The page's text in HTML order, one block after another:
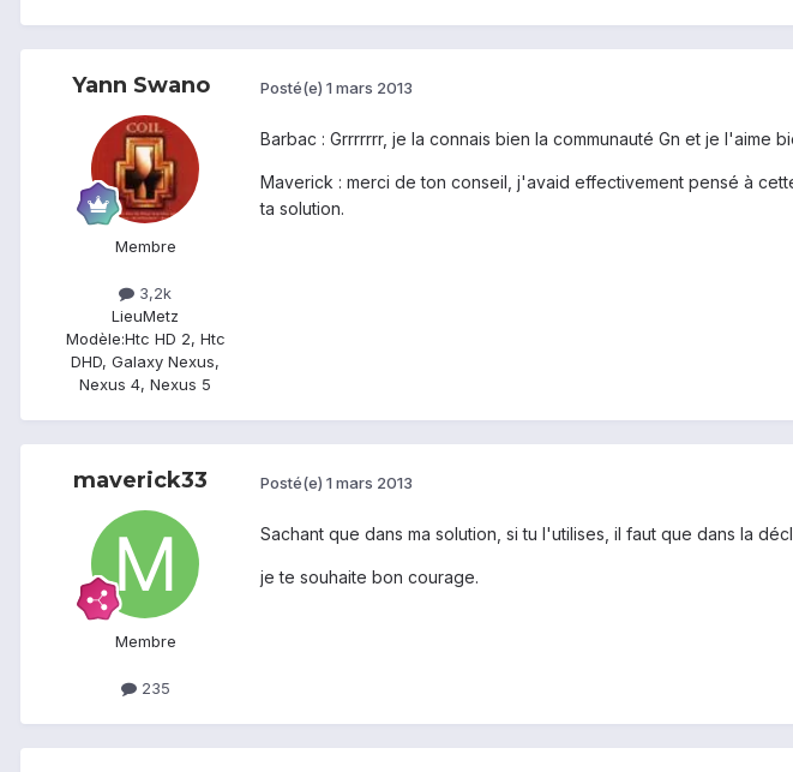
Yann Swano
Membre
3,2k
LieuMetz
Modèle:Htc HD 2, Htc
DHD, Galaxy Nexus,
Nexus 4, Nexus 5
Posté(e) 1 mars 2013
Barbac : Grrrrrrr, je la connais bien la communauté Gn et je l'aime
Maverick : merci de ton conseil, j'avaid effectivement pensé à
ta solution.
maverick33
Membre
235
Posté(e) 1 mars 2013
Sachant que dans ma solution, si tu l'utilises, il faut que dans la
je te souhaite bon courage.